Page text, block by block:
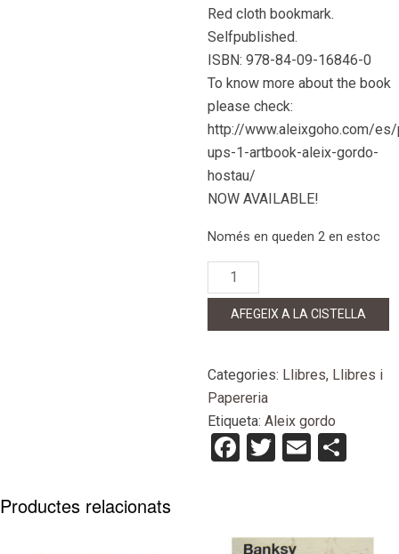
Red cloth bookmark.
Selfpublished.
ISBN: 978-84-09-16846-0
To know more about the book
please check:
http://www.aleixgoho.com/
ups-1-artbook-aleix-gordo-
hostau/
NOW AVAILABLE!
Només en queden 2 en estoc
quantitat
de
Push
Ups
Vol.
(Artbook)
AFEGEIX A LA CISTELLA
Categories: Llibres, Llibres i
Papereria
Etiqueta: Aleix gordo
Facebook
Twitter
Email
Productes relacionats